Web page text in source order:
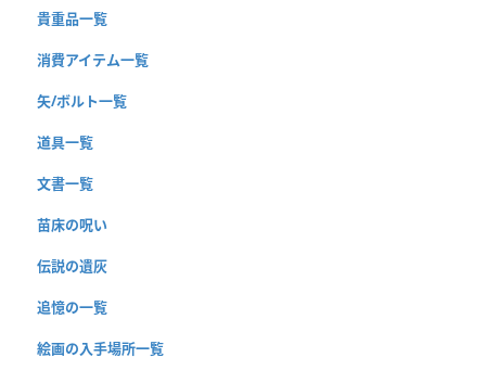
貴重品一覧
消費アイテム一覧
矢/ボルト一覧
道具一覧
文書一覧
苗床の呪い
伝説の遺灰
追憶の一覧
絵画の入手場所一覧